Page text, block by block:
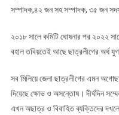
সম্পাদক,৪২ জন সহ সম্পাদক, ৩৫ জন
২০১৮ সালে কমিটি ঘোষনার পর ২০২২
বহাল তবিয়তেই আছে ছাত্রলীগের অর্ধ যুগ
সব মিলিয়ে জেলা ছাত্রলীগের এমন
দিয়েছে ক্ষোভ ও অসন্তোষ। দীর্ঘদিন
এখন অছাত্র ও বিবাহিত ব্যক্তিদের